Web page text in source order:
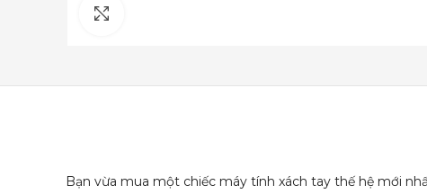
Bạn vừa mua một chiếc máy tính xách tay thế hệ mới